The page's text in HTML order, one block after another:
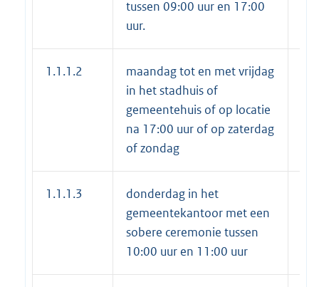
tussen 09:00 uur en 17:00
uur.
1.1.1.2
maandag tot en met vrijdag
in het stadhuis of
gemeentehuis of op locatie
na 17:00 uur of op zaterdag
of zondag
1.1.1.3
donderdag in het
gemeentekantoor met een
sobere ceremonie tussen
10:00 uur en 11:00 uur